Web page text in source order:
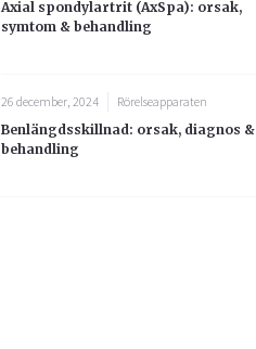
Axial spondylartrit (AxSpa): orsak,
symtom & behandling
26 december, 2024
Rörelseapparaten
Benlängdsskillnad: orsak, diagnos &
behandling